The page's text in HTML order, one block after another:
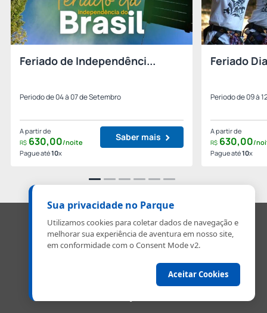
Feriado de Independênci...
Periodo de 04 à 07 de Setembro
A partir de
R$ 630,00/noite
Pague até10x
Saber mais
Feriado
Periodo de 09 à
A partir de
R$ 630,00/
Pague até10x
reservassonhos08@gmail.com
19 98181-5870
© 2026 Hotel Fazenda Parque dos Sonhos .
Sua privacidade no Parque
Utilizamos cookies para coletar dados de navegação e
melhorar sua experiência de aventura em nosso site,
em conformidade com o Consent Mode v2.
Aceitar Cookies